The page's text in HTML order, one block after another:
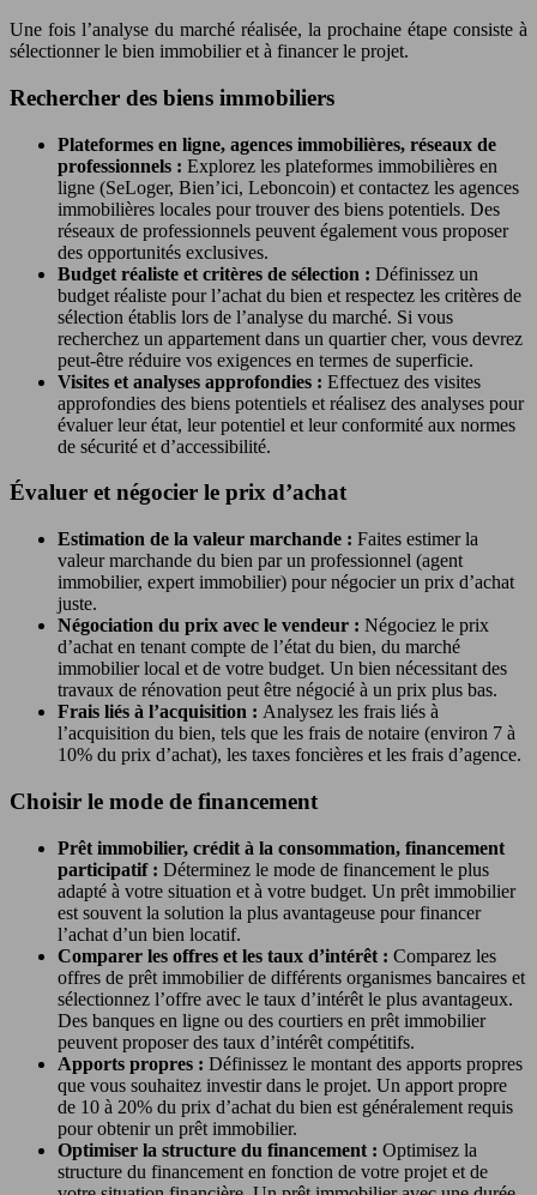
Une fois l’analyse du marché réalisée, la prochaine étape consiste à
sélectionner le bien immobilier et à financer le projet.
Rechercher des biens immobiliers
Plateformes en ligne, agences immobilières, réseaux de
professionnels : Explorez les plateformes immobilières en
ligne (SeLoger, Bien’ici, Leboncoin) et contactez les agences
immobilières locales pour trouver des biens potentiels. Des
réseaux de professionnels peuvent également vous proposer
des opportunités exclusives.
Budget réaliste et critères de sélection : Définissez un
budget réaliste pour l’achat du bien et respectez les critères de
sélection établis lors de l’analyse du marché. Si vous
recherchez un appartement dans un quartier cher, vous devrez
peut-être réduire vos exigences en termes de superficie.
Visites et analyses approfondies : Effectuez des visites
approfondies des biens potentiels et réalisez des analyses pour
évaluer leur état, leur potentiel et leur conformité aux normes
de sécurité et d’accessibilité.
Évaluer et négocier le prix d’achat
Estimation de la valeur marchande : Faites estimer la
valeur marchande du bien par un professionnel (agent
immobilier, expert immobilier) pour négocier un prix d’achat
juste.
Négociation du prix avec le vendeur : Négociez le prix
d’achat en tenant compte de l’état du bien, du marché
immobilier local et de votre budget. Un bien nécessitant des
travaux de rénovation peut être négocié à un prix plus bas.
Frais liés à l’acquisition : Analysez les frais liés à
l’acquisition du bien, tels que les frais de notaire (environ 7 à
10% du prix d’achat), les taxes foncières et les frais d’agence.
Choisir le mode de financement
Prêt immobilier, crédit à la consommation, financement
participatif : Déterminez le mode de financement le plus
adapté à votre situation et à votre budget. Un prêt immobilier
est souvent la solution la plus avantageuse pour financer
l’achat d’un bien locatif.
Comparer les offres et les taux d’intérêt : Comparez les
offres de prêt immobilier de différents organismes bancaires et
sélectionnez l’offre avec le taux d’intérêt le plus avantageux.
Des banques en ligne ou des courtiers en prêt immobilier
peuvent proposer des taux d’intérêt compétitifs.
Apports propres : Définissez le montant des apports propres
que vous souhaitez investir dans le projet. Un apport propre
de 10 à 20% du prix d’achat du bien est généralement requis
pour obtenir un prêt immobilier.
Optimiser la structure du financement : Optimisez la
structure du financement en fonction de votre projet et de